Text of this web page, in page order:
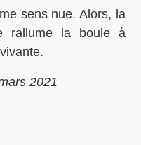
sens nue. Alors, la
rallume la boule à
2021